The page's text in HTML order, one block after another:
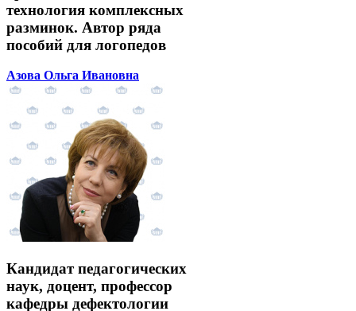
технология комплексных
разминок. Автор ряда
пособий для логопедов
Азова Ольга Ивановна
Кандидат педагогических
наук, доцент, профессор
кафедры дефектологии